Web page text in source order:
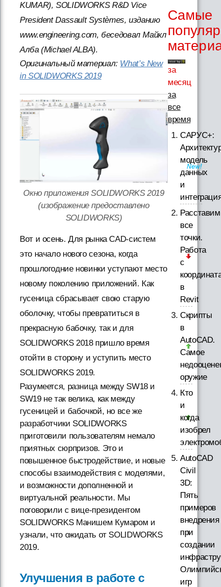
KUMAR), SOLIDWORKS R&D Vice
President Dassault Systèmes, изданию
www.engineering.com, беседовал Майкл
Алба (Michael ALBA).
Оригинальный материал: What’s New
in SOLIDWORKS 2019
Окно приложения SOLIDWORKS 2019
(изображение предоставлено
SOLIDWORKS)
Вот и осень. Для рынка CAD-систем
это начало нового сезона, когда
прошлогодние новинки уступают место
новому поколению приложений. Как
гусеница сбрасывает свою старую
оболочку, чтобы превратиться в
прекрасную бабочку, так и для
SOLIDWORKS 2018 пришло время
отойти в сторону и уступить место
SOLIDWORKS 2019.
Разумеется, разница между SW18 и
SW19 не так велика, как между
гусеницей и бабочкой, но все же
разработчики SOLIDWORKS
приготовили пользователям немало
приятных сюрпризов. Это и
повышенное быстродействие, и новые
способы взаимодействия с моделями,
и возможности дополненной и
виртуальной реальности. Мы
поговорили с вице-президентом
SOLIDWORKS Манишем Кумаром и
узнали, что ожидать от SOLIDWORKS
2019.
Улучшения в работе с
Самые
за
месяц
за
все
время
САРУС+:
модель
данных
и
Расставим
все
точки.
Работа
с
в
Revit
Скрипты
в
AutoCAD.
Самое
оружие
Кто
и
когда
изобрел
AutoCAD
Civil
3D:
Пять
примеров
внедрения
при
создании
игр